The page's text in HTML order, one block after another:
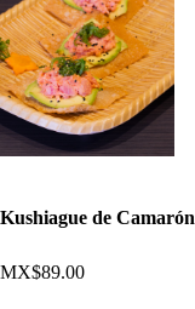
Kushiague de Camarón
MX$89.00